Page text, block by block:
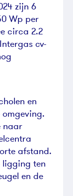
zijn 6
Wp per
circa 2.2
cv-
en
naar
afstand.
ligging ten
en de